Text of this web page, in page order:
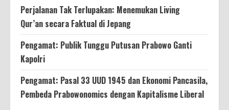
Perjalanan Tak Terlupakan: Menemukan Living
Qur’an secara Faktual di Jepang
Pengamat: Publik Tunggu Putusan Prabowo Ganti
Kapolri
Pengamat: Pasal 33 UUD 1945 dan Ekonomi Pancasila,
Pembeda Prabowonomics dengan Kapitalisme Liberal